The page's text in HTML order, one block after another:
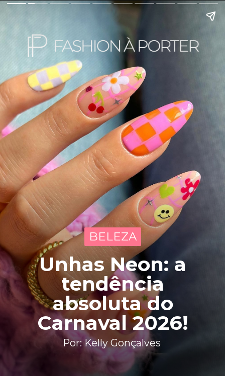
BELEZA
BELEZA
Unhas Neon: a
tendência
absoluta do
Carnaval 2026!
Por: Kelly Gonçalves